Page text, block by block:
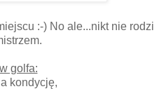
:-) No ale...nikt nie rodzi
golfa:
kondycję,